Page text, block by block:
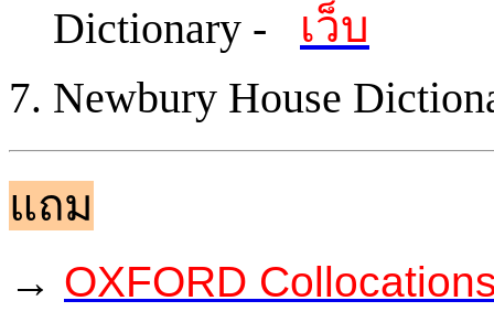
Dictionary - เว็บ
Newbury House
แถม
→ OXFORD